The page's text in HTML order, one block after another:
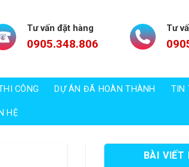
Tư vấn đặt hàng
0905.348.806
Tư
CÔNG DỰ ÁN ĐÃ HOÀN THÀNH TIN
HỆ
BÀI VIẾT